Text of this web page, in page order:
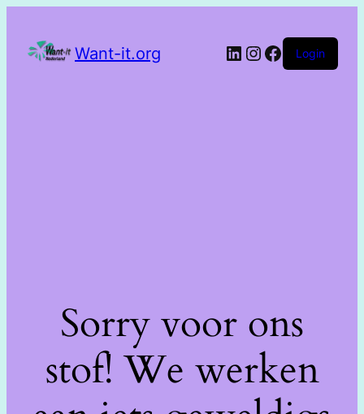
Want-it.org Login
Sorry voor ons
stof! We werken